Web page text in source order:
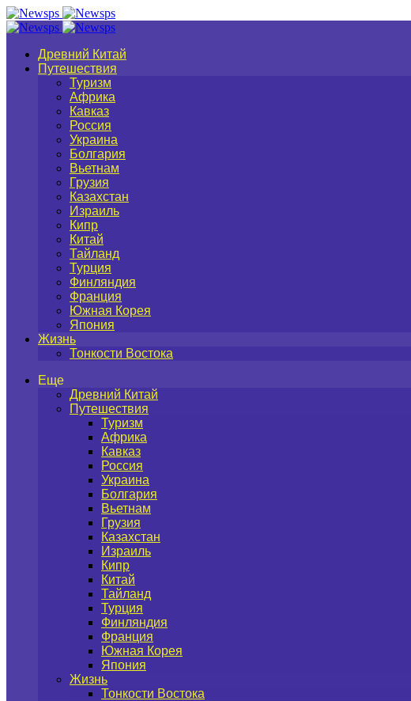
Древний Китай
Путешествия
Туризм
Африка
Кавказ
Россия
Украина
Болгария
Вьетнам
Грузия
Казахстан
Израиль
Кипр
Китай
Тайланд
Турция
Финляндия
Франция
Южная Корея
Япония
Жизнь
Тонкости Востока
Еще
Древний Китай
Путешествия
Туризм
Африка
Кавказ
Россия
Украина
Болгария
Вьетнам
Грузия
Казахстан
Израиль
Кипр
Китай
Тайланд
Турция
Финляндия
Франция
Южная Корея
Япония
Жизнь
Тонкости Востока